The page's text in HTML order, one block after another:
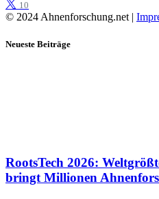
10
© 2024 Ahnenforschung.net |
Neueste Beiträge
RootsTech 2026:
bringt Millionen